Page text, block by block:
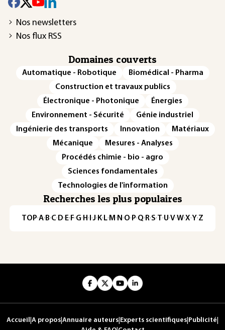
Nos newsletters
Nos flux RSS
Domaines couverts
Automatique - Robotique
Biomédical - Pharma
Construction et travaux publics
Électronique - Photonique
Énergies
Environnement - Sécurité
Génie industriel
Ingénierie des transports
Innovation
Matériaux
Mécanique
Mesures - Analyses
Procédés chimie - bio - agro
Sciences fondamentales
Technologies de l'information
Recherches les plus populaires
TOP·A·B·C·D·E·F·G·H·I·J·K·L·M·N·O·P·Q·R·S·T·U·V·W·X·Y·Z
Accueil A propos Annuaire auteurs Experts scientifiques Publicité